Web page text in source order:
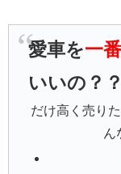
愛車を一
いいの？？
だけ高く売り
ん